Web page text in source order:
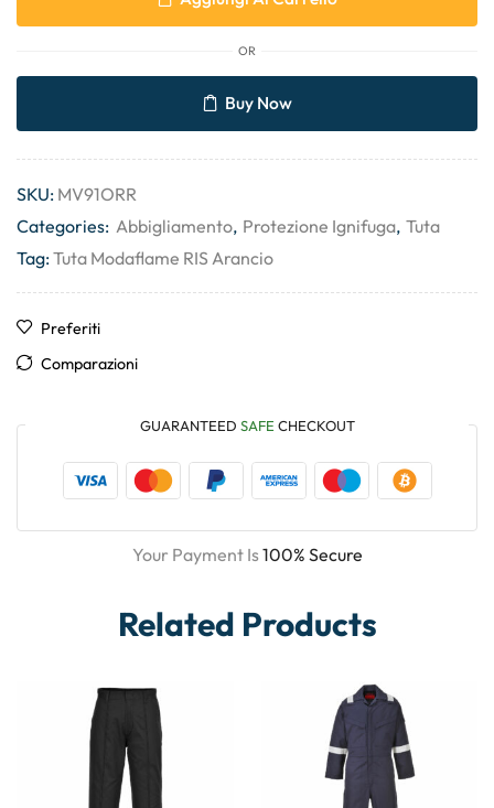
OR
Buy Now
SKU: MV91ORR
Categories: Abbigliamento, Protezione Ignifuga, Tuta
Tag:Tuta Modaflame RIS Arancio
Preferiti
Comparazioni
GUARANTEED SAFE CHECKOUT
Your Payment Is100% Secure
Related Products